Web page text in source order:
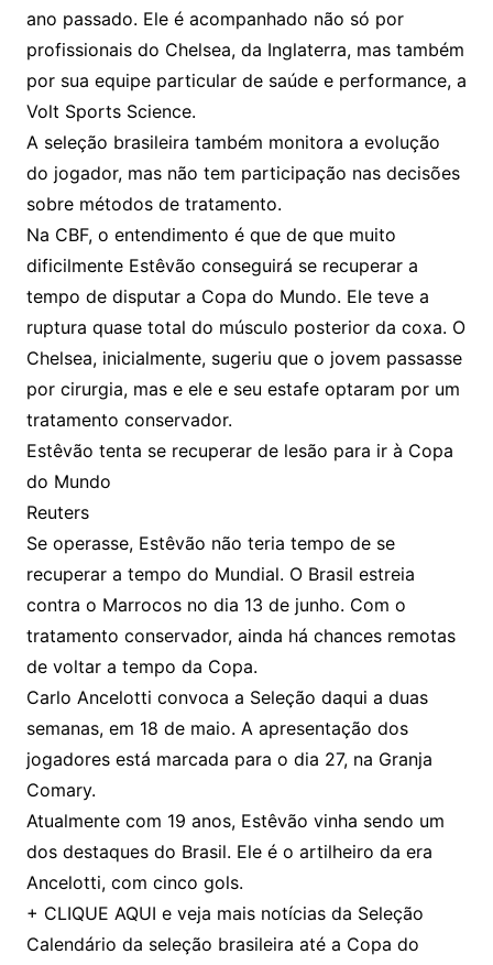
ano passado. Ele é acompanhado não só por
profissionais do Chelsea, da Inglaterra, mas também
por sua equipe particular de saúde e performance, a
Volt Sports Science.
A seleção brasileira também monitora a evolução
do jogador, mas não tem participação nas decisões
sobre métodos de tratamento.
Na CBF, o entendimento é que de que muito
dificilmente Estêvão conseguirá se recuperar a
tempo de disputar a Copa do Mundo. Ele teve a
ruptura quase total do músculo posterior da coxa. O
Chelsea, inicialmente, sugeriu que o jovem passasse
por cirurgia, mas e ele e seu estafe optaram por um
tratamento conservador.
Estêvão tenta se recuperar de lesão para ir à Copa
do Mundo
Reuters
Se operasse, Estêvão não teria tempo de se
recuperar a tempo do Mundial. O Brasil estreia
contra o Marrocos no dia 13 de junho. Com o
tratamento conservador, ainda há chances remotas
de voltar a tempo da Copa.
Carlo Ancelotti convoca a Seleção daqui a duas
semanas, em 18 de maio. A apresentação dos
jogadores está marcada para o dia 27, na Granja
Comary.
Atualmente com 19 anos, Estêvão vinha sendo um
dos destaques do Brasil. Ele é o artilheiro da era
Ancelotti, com cinco gols.
+ CLIQUE AQUI e veja mais notícias da Seleção
Calendário da seleção brasileira até a Copa do